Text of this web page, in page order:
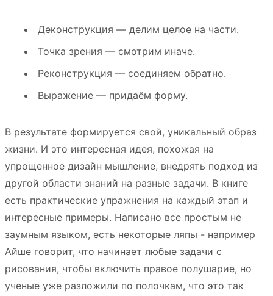
Деконструкция — делим целое на части.
Точка зрения — смотрим иначе.
Реконструкция — соединяем обратно.
Выражение — придаём форму.
В результате формируется свой, уникальный образ
жизни. И это интересная идея, похожая на
упрощенное дизайн мышление, внедрять подход из
другой области знаний на разные задачи. В книге
есть практические упражнения на каждый этап и
интересные примеры. Написано все простым не
заумным языком, есть некоторые ляпы - например
Айше говорит, что начинает любые задачи с
рисования, чтобы включить правое полушарие, но
ученые уже разложили по полочкам, что это так